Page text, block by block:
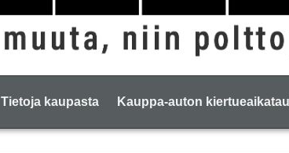
Tietoja kaupasta Kauppa-auton